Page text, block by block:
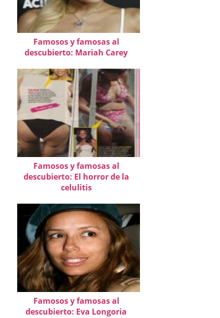
Famosos y famosas al
descubierto: Mariah Carey
Famosos y famosas al
descubierto: El horror de la
celulitis
Famosos y famosas al
descubierto: Eva Longoria